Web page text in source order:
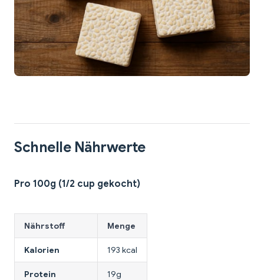
Schnelle Nährwerte
Pro 100g (1/2 cup gekocht)
Nährstoff Menge
Kalorien 193 kcal
Protein 19g